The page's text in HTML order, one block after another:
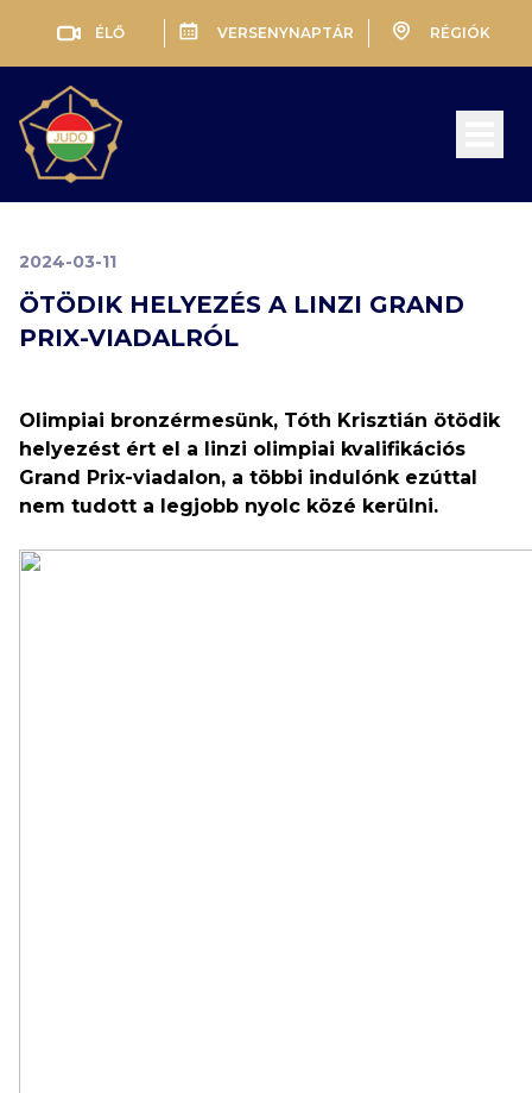
ÉLŐ VERSENYNAPTÁR RÉGIÓK
2024-03-11
ÖTÖDIK HELYEZÉS A LINZI GRAND
PRIX-VIADALRÓL
Olimpiai bronzérmesünk, Tóth Krisztián ötödik
helyezést ért el a linzi olimpiai kvalifikációs
Grand Prix-viadalon, a többi indulónk ezúttal
nem tudott a legjobb nyolc közé kerülni.